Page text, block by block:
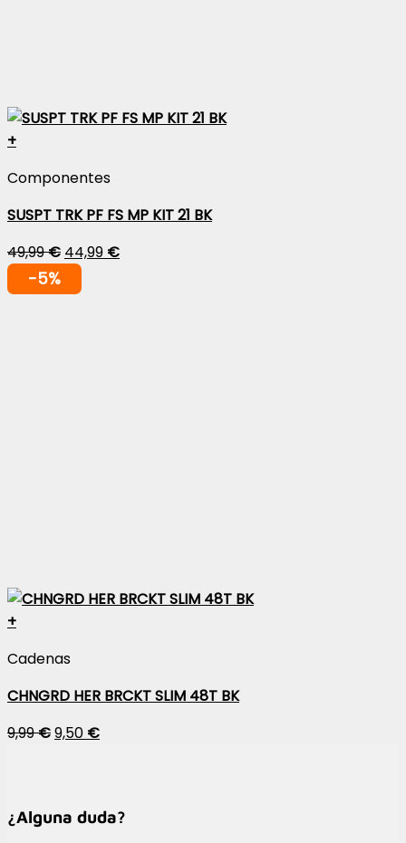
+
Componentes
SUSPT TRK PF FS MP KIT 21 BK
49,99€ 44,99 €
-5%
+
Cadenas
CHNGRD HER BRCKT SLIM 48T BK
9,99€9,50 €
¿Alguna duda?